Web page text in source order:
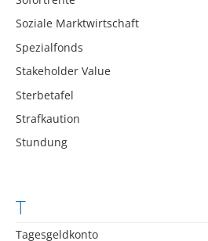
Soziale Marktwirtschaft
Spezialfonds
Stakeholder Value
Sterbetafel
Strafkaution
Stundung
T
Tagesgeldkonto